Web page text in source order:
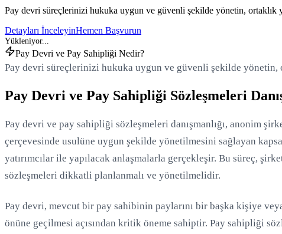
Pay devri süreçlerinizi hukuka uygun ve güvenli şekilde yönetin, ortaklık
Detayları İnceleyinHemen Başvurun
Pay Devri ve Pay Sahipliği Nedir?
Pay devri süreçlerinizi hukuka uygun ve güvenli şekilde yönetin,
Pay Devri ve Pay Sahipliği Sözleşmeleri
Pay devri ve pay sahipliği sözleşmeleri danışmanlığı, anonim
çerçevesinde usulüne uygun şekilde yönetilmesini sağlayan
yatırımcılar ile yapılacak anlaşmalarla gerçekleşir. Bu süreç,
sözleşmeleri dikkatli planlanmalı ve yönetilmelidir.
Pay devri, mevcut bir pay sahibinin paylarını bir başka kişiye
önüne geçilmesi açısından kritik öneme sahiptir. Pay sahipliği